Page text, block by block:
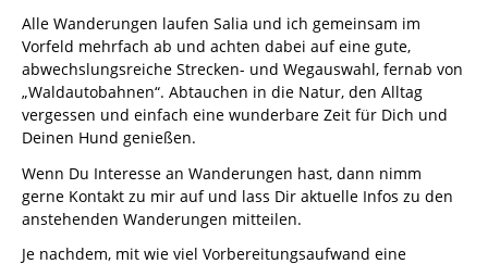
Alle Wanderungen laufen Salia und ich gemeinsam im
Vorfeld mehrfach ab und achten dabei auf eine gute,
abwechslungsreiche Strecken- und Wegauswahl, fernab von
„Waldautobahnen“. Abtauchen in die Natur, den Alltag
vergessen und einfach eine wunderbare Zeit für Dich und
Deinen Hund genießen.
Wenn Du Interesse an Wanderungen hast, dann nimm
gerne Kontakt zu mir auf und lass Dir aktuelle Infos zu den
anstehenden Wanderungen mitteilen.
Je nachdem, mit wie viel Vorbereitungsaufwand eine